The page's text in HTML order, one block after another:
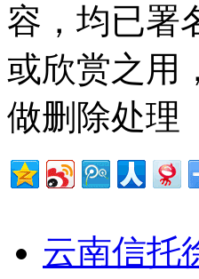
容，均已署
或欣赏之用
做删除处理
云南信托